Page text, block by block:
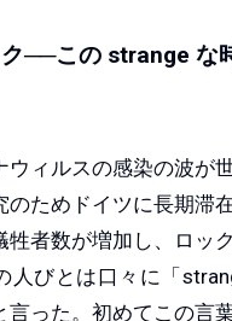
──この strange な
ィルスの感染の波が
のためドイツに長期滞
牲者数が増加し、ロッ
人びとは口々に「
言った。初めてこの言